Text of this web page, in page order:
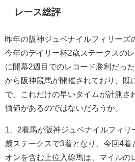
レース総評
昨年の阪神ジュベナイルフィリーズ
今年のデイリー杯2歳ステークスの
に開幕2週目でのレコード勝利だっ
から阪神競馬が開催されており、既
で、これだけの早いタイムが計測さ
価値があるのではないだろうか。
1、2着馬が阪神ジュベナイルフィリ
歳ステークスで3着となり、今回4着
オンを含む上位入線馬は、マイルの